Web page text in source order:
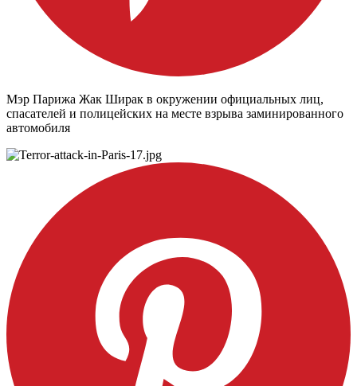
Мэр Парижа Жак Ширак в окружении официальных лиц,
спасателей и полицейских на месте взрыва заминированного
автомобиля